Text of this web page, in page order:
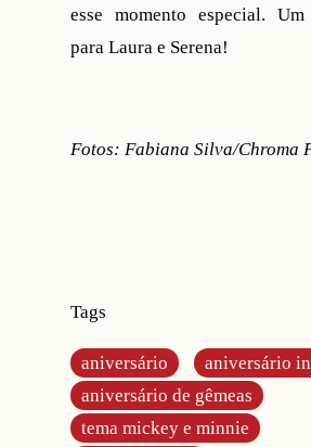
esse momento especial.
para Laura e Serena!
Fotos: Fabiana Silva/Chroma
Tags
aniversário
aniversário
aniversário de gêmeas
tema mickey e minnie